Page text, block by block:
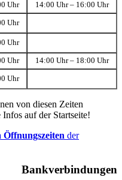
Uhr 14:00 Uhr – 16:00 Uhr
Uhr
Uhr
Uhr 14:00 Uhr – 18:00 Uhr
Uhr
von diesen Zeiten
auf der Startseite!
Öffnungszeiten der
Bankverbindungen